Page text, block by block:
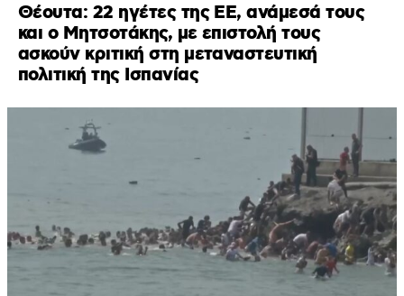
Θέουτα: 22 ηγέτες της ΕΕ, ανάμεσά τους
και ο Μητσοτάκης, με επιστολή τους
ασκούν κριτική στη μεταναστευτική
πολιτική της Ισπανίας